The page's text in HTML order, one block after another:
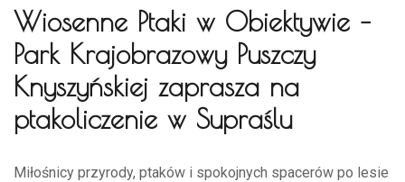
Wiosenne Ptaki w Obiektywie –
Park Krajobrazowy Puszczy
Knyszyńskiej zaprasza na
ptakoliczenie w Supraślu
Miłośnicy przyrody, ptaków i spokojnych spacerów po lesie